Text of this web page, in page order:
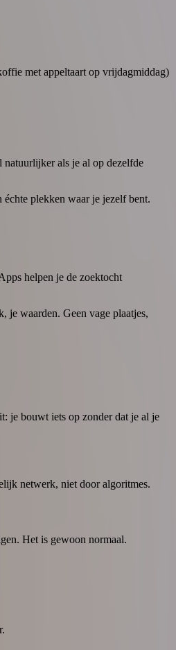
met appeltaart op vrijdagmiddag)
als je al op dezelfde
plekken waar je jezelf bent.
helpen je de zoektocht
je waarden. Geen vage plaatjes,
je bouwt iets op zonder dat je al je
netwerk, niet door algoritmes.
Het is gewoon normaal.